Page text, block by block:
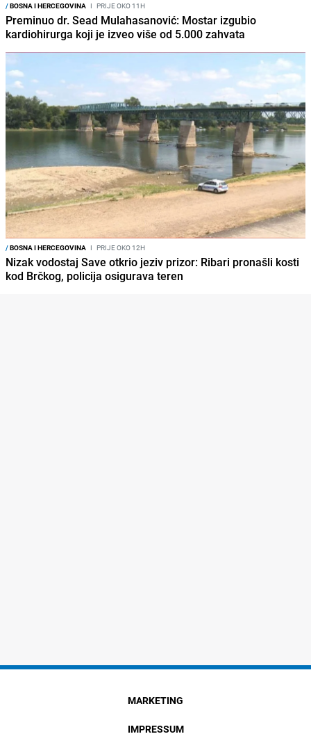
/BOSNA I HERCEGOVINA I PRIJE OKO 11H
Preminuo dr. Sead Mulahasanović: Mostar izgubio
kardiohirurga koji je izveo više od 5.000 zahvata
/BOSNA I HERCEGOVINA I PRIJE OKO 12H
Nizak vodostaj Save otkrio jeziv prizor: Ribari pronašli kosti
kod Brčkog, policija osigurava teren
MARKETING
IMPRESSUM